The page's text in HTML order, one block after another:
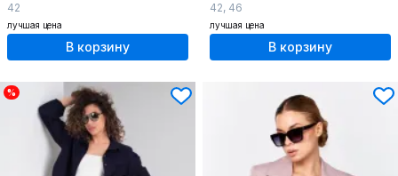
42
лучшая цена
В корзину
42, 46
лучшая цена
В корзину
%